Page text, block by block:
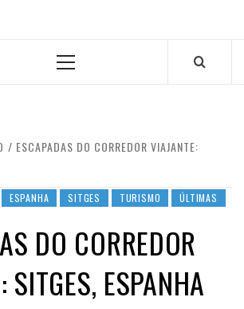
Primary
ESCAPADAS DO CORREDOR VIAJANTE:
ESPANHA SITGES TURISMO ÚLTIMAS
DO CORREDOR
SITGES, ESPANHA